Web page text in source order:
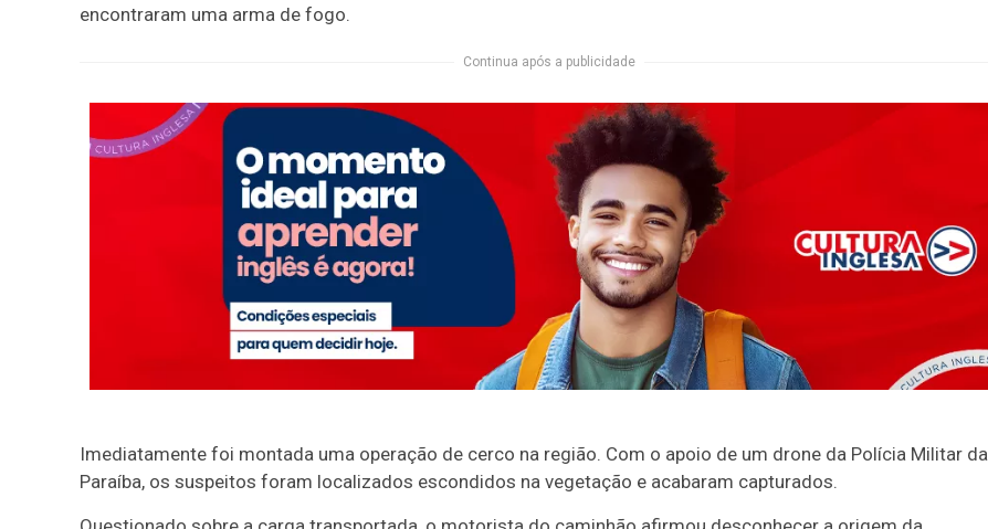
encontraram uma arma de fogo.
Continua após a publicidade
Imediatamente foi montada uma operação de cerco na região. Com o apoio de um drone da Polícia Militar da
Paraíba, os suspeitos foram localizados escondidos na vegetação e acabaram capturados.